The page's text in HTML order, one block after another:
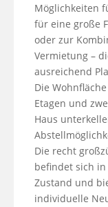
Möglichkeiten
für eine große
oder zur
Vermietung –
ausreichend
Die
Etagen und
Haus
Die recht
befindet sich
Zustand und
individuelle